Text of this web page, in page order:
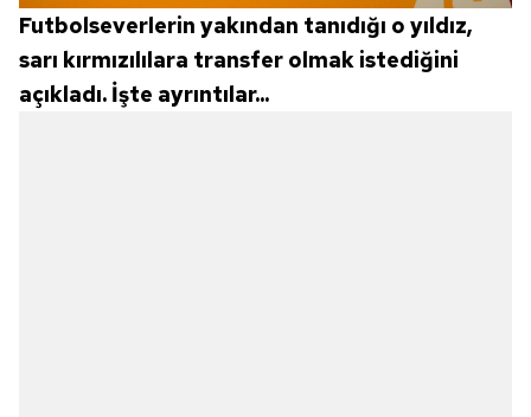
Futbolseverlerin yakından tanıdığı o yıldız,
sarı kırmızılılara transfer olmak istediğini
açıkladı. İşte ayrıntılar...